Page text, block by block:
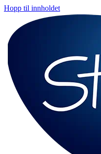
Hopp til innholdet